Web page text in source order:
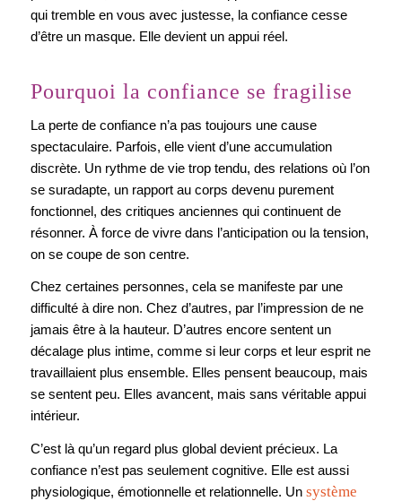
qui tremble en vous avec justesse, la confiance cesse
d’être un masque. Elle devient un appui réel.
Pourquoi la confiance se fragilise
La perte de confiance n’a pas toujours une cause
spectaculaire. Parfois, elle vient d’une accumulation
discrète. Un rythme de vie trop tendu, des relations où l’on
se suradapte, un rapport au corps devenu purement
fonctionnel, des critiques anciennes qui continuent de
résonner. À force de vivre dans l’anticipation ou la tension,
on se coupe de son centre.
Chez certaines personnes, cela se manifeste par une
difficulté à dire non. Chez d’autres, par l’impression de ne
jamais être à la hauteur. D’autres encore sentent un
décalage plus intime, comme si leur corps et leur esprit ne
travaillaient plus ensemble. Elles pensent beaucoup, mais
se sentent peu. Elles avancent, mais sans véritable appui
intérieur.
C’est là qu’un regard plus global devient précieux. La
confiance n’est pas seulement cognitive. Elle est aussi
physiologique, émotionnelle et relationnelle. Un système